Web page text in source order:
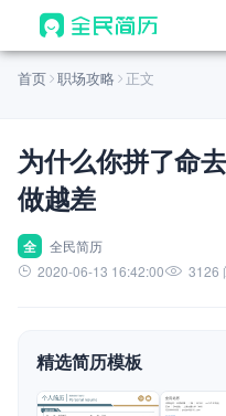
首页
AI 生成简历
AI 翻译简历
AI 诊断简历
面试自我介绍
AI 职场工具 New
首页 职场攻略 正文
为什么你拼了命
做越差
全
全民简历
2020-06-13 16:42:00
3126
精选简历模板